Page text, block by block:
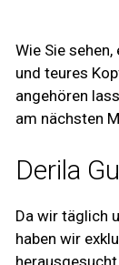
Wie Sie
und teures
angehören
am nächsten
Derila
Da wir täglich
haben wir